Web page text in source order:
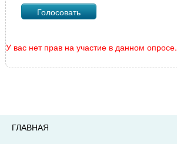
У вас нет прав на участие в данном опросе.
ГЛАВНАЯ